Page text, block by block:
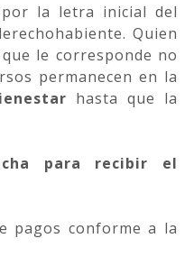
la letra inicial del
Quien
le corresponde no
permanecen en la
hasta que la
para recibir el
pagos conforme a la